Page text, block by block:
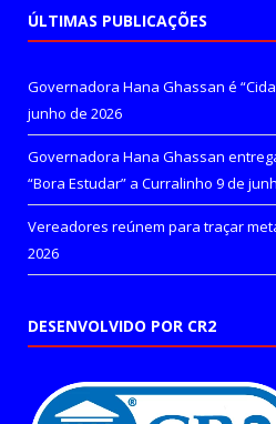
ÚLTIMAS PUBLICAÇÕES
Governadora Hana Ghassan é
junho de 2026
Governadora Hana Ghassan
“Bora Estudar” a Curralinho 9 de
Vereadores reúnem para traçar
2026
DESENVOLVIDO POR CR2